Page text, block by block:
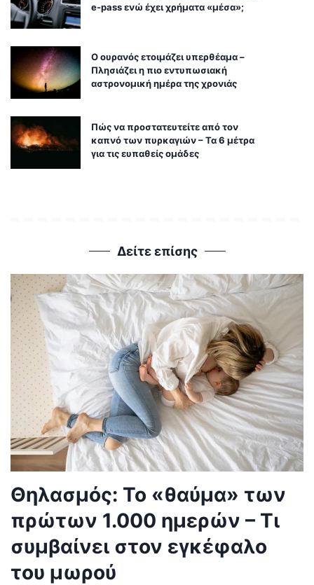
e-pass ενώ έχει χρήματα «μέσα»;
Ο ουρανός ετοιμάζει υπερθέαμα –
Πλησιάζει η πιο εντυπωσιακή
αστρονομική ημέρα της χρονιάς
Πώς να προστατευτείτε από τον
καπνό των πυρκαγιών – Τα 6 μέτρα
για τις ευπαθείς ομάδες
Δείτε επίσης
Θηλασμός: Το «θαύμα» των
πρώτων 1.000 ημερών – Τι
συμβαίνει στον εγκέφαλο
του μωρού